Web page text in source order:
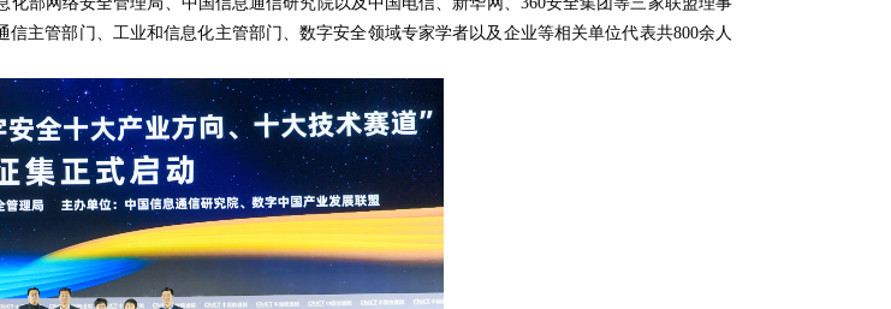
主管部门、工业和信息化主管部门、数字安全领域专家学者以及企业等相关单位代表共800余人